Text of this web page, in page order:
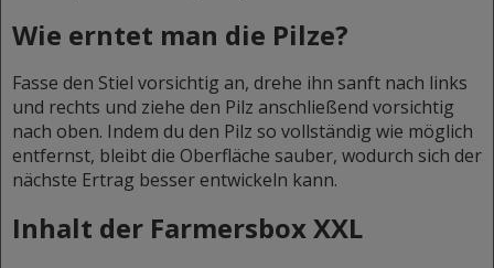
Wie erntet man die Pilze?
Fasse den Stiel vorsichtig an, drehe ihn sanft nach links
und rechts und ziehe den Pilz anschließend vorsichtig
nach oben. Indem du den Pilz so vollständig wie möglich
entfernst, bleibt die Oberfläche sauber, wodurch sich der
nächste Ertrag besser entwickeln kann.
Inhalt der Farmersbox XXL